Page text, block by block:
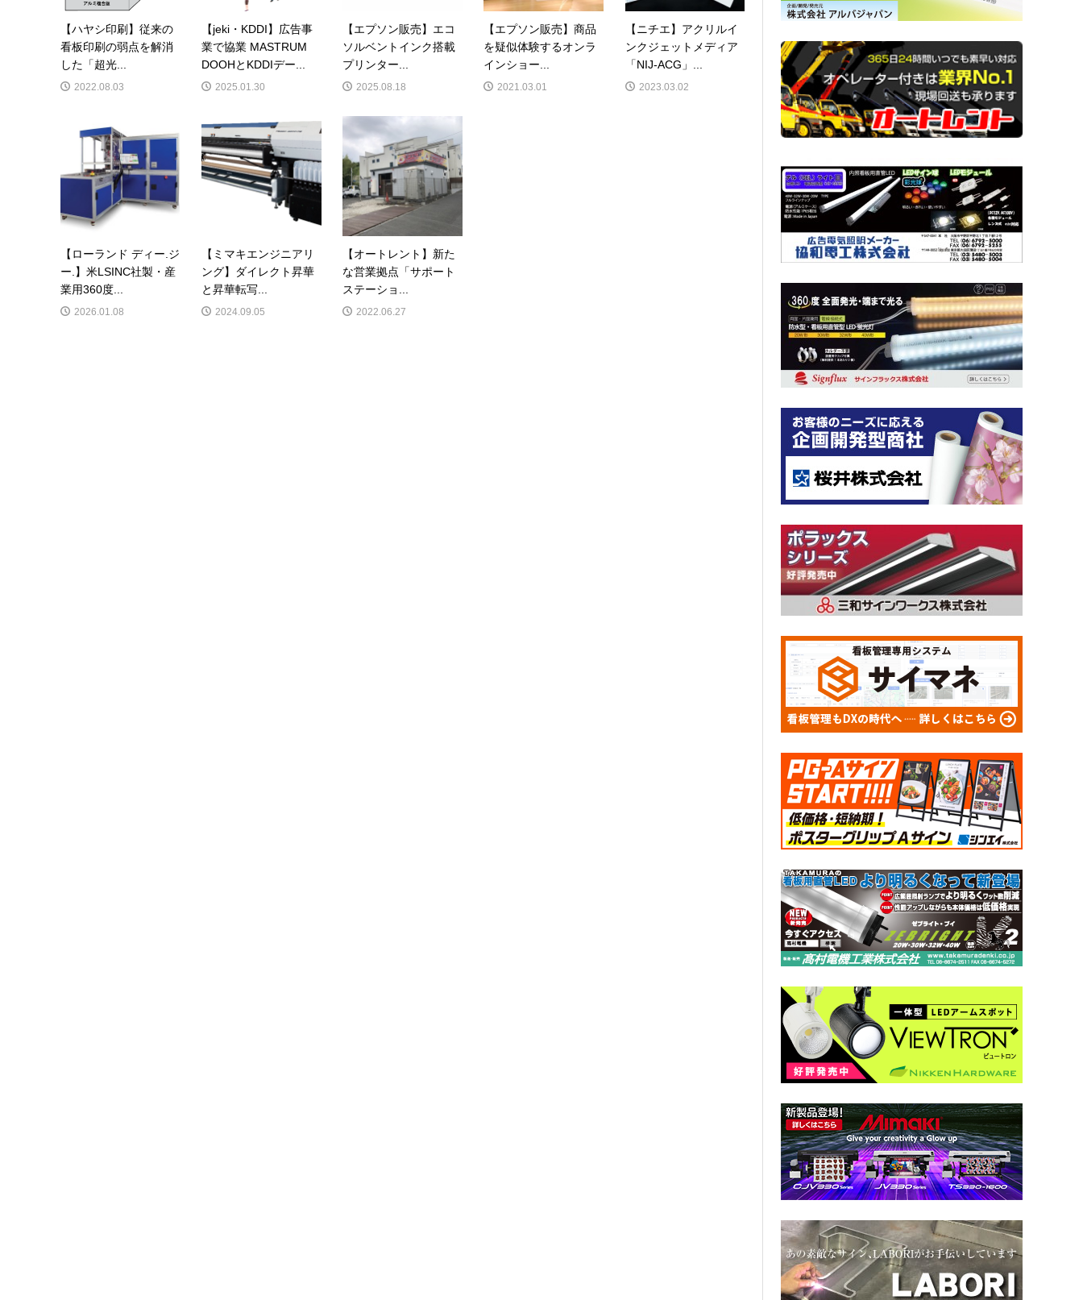
【ハヤシ印刷】従来の
看板印刷の弱点を解消
した「超光...
2022.08.03
【jeki・KDDI】広告事
業で協業 MASTRUM
DOOHとKDDIデー...
2025.01.30
【エプソン販売】エコ
ソルベントインク搭載
プリンター...
2025.08.18
【エプソン販売】商品
を疑似体験するオンラ
インショー...
2021.03.01
【ニチエ】アクリルイ
ンクジェットメディア
「NIJ-ACG」...
2023.03.02
【ローランド ディー.ジ
ー.】米LSINC社製・産
業用360度...
2026.01.08
【ミマキエンジニアリ
ング】ダイレクト昇華
と昇華転写...
2024.09.05
【オートレント】新た
な営業拠点「サポート
ステーショ...
2022.06.27